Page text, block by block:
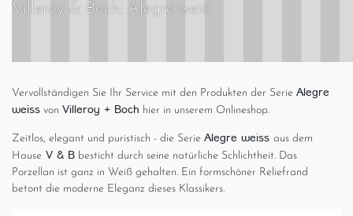
Villeroy & Boch: Alegre weiß
Vervollständigen Sie Ihr Service mit den Produkten der Serie Alegre
weiss von Villeroy + Boch hier in unserem Onlineshop.
Zeitlos, elegant und puristisch - die Serie Alegre weiss aus dem
Hause V & B besticht durch seine natürliche Schlichtheit. Das
Porzellan ist ganz in Weiß gehalten. Ein formschöner Reliefrand
betont die moderne Eleganz dieses Klassikers.